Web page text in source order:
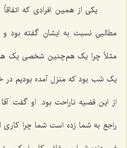
یکى از همین افرادى که
مطالبى نسبت به ایشان گفته بود
مثلاً چرا یک هم‌چنین شخصى یک
یک شب بود که منزل آمده بودیم در
از این قضیه ناراحت بود. او گفت:
راجع به شما زده است شما چرا کارى